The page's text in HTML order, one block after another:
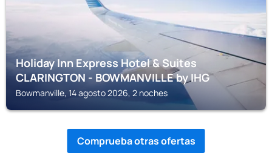
Holiday Inn Express Hotel & Suites
CLARINGTON - BOWMANVILLE by IHG
Bowmanville, 14 agosto 2026, 2 noches
Comprueba otras ofertas